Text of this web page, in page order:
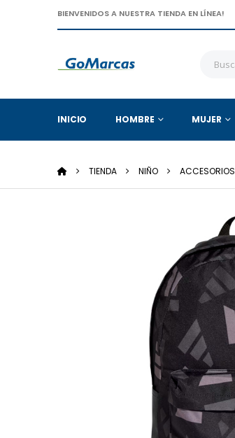
BIENVENIDOS A NUESTRA TIENDA EN LÍNEA!
INICIO HOMBRE MUJER
TIENDA NIÑO ACCESORIOS